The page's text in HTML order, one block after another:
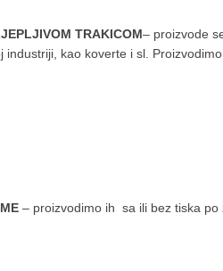
TRAKICOM– proizvode
kao koverte i sl. Proizvodimo
– proizvodimo ih sa ili bez tiska